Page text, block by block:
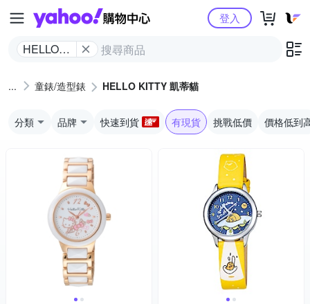
Yahoo購物中心
HELLO
蒂貓
登入
童錶/造型錶 HELLO KITTY 凱蒂貓
分類 品牌 快速到貨 有現貨 挑戰低價 價格低到